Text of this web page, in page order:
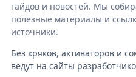
гайдов и новостей. Мы
полезные материалы и
источники.
Без кряков, активаторов и
ведут на сайты